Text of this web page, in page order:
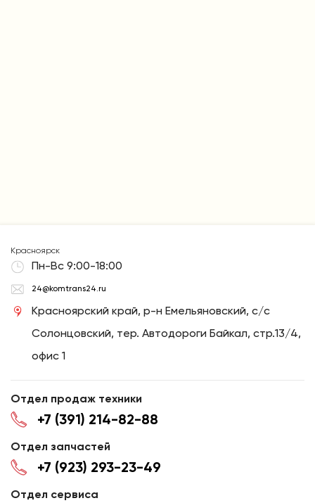
Красноярск
Пн-Вс 9:00-18:00
24@komtrans24.ru
Красноярский край, р-н Емельяновский, с/с
Солонцовский, тер. Автодороги Байкал, стр.13/4,
офис 1
Отдел продаж техники
+7 (391) 214-82-88
Отдел запчастей
+7 (923) 293-23-49
Отдел сервиса